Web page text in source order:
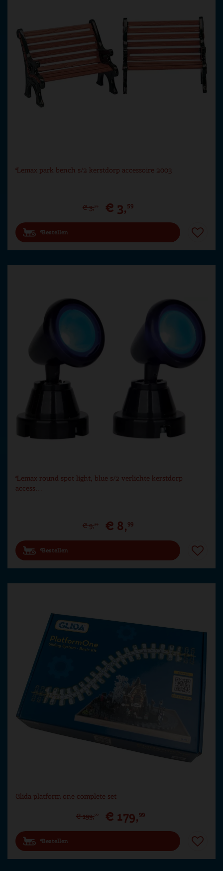
Lemax park bench s/2 kerstdorp accessoire 2003
€ 3,99 € 3,59
Bestellen
Lemax round spot light, blue s/2 verlichte kerstdorp
access…
€ 9,99 € 8,99
Bestellen
Glida platform one complete set
€ 199,00 € 179,99
Bestellen